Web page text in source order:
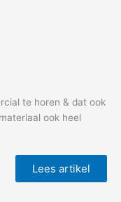
te horen & dat ook
ook heel
Lees artikel